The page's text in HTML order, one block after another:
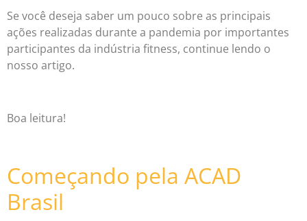
Se você deseja saber um pouco sobre as principais
ações realizadas durante a pandemia por importantes
participantes da indústria fitness, continue lendo o
nosso artigo.
Boa leitura!
Começando pela ACAD
Brasil